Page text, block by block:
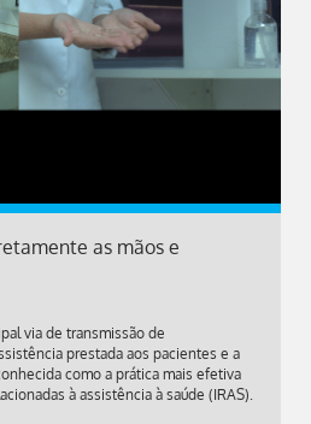
as mãos e
via de transmissão de
prestada aos pacientes e a
como a prática mais efetiva
à assistência à saúde (IRAS).